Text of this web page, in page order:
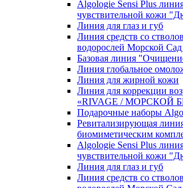
Algologie Sensi Plus
чувcтвительной кожи
Линия для глаз и губ
Линия средств со
водорослей Морской
Базовая линия
Линия глобальное
Линия для жирной кожи
Линия для коррекции
«RIVAGE / МОРСКОЙ
Подарочные наборы
Ревитализирующая
биомиметическим
Algologie Sensi Plus
чувcтвительной кожи
Линия для глаз и губ
Линия средств со